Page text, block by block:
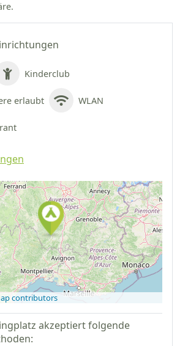
Kinderclub
erlaubt WLAN
Auf Google Maps
anzeigen
contributors
akzeptiert folgende